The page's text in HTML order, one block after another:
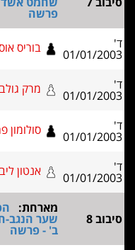
פרשה
01/01/ בוריס אוסון
01/01/ מרק גולברג
01/01/ סולומון פרלמן
01/01/ אנטון ליבשיץ
8
מארחת:הפועל
שער הנגב-חופים
ב' - פרשה